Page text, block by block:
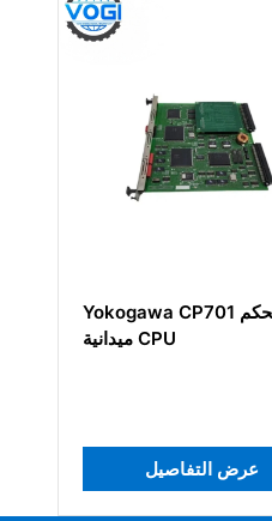
Yokogawa CP701 وحدة تحكم
ميدانية CPU
عرض التفاصيل